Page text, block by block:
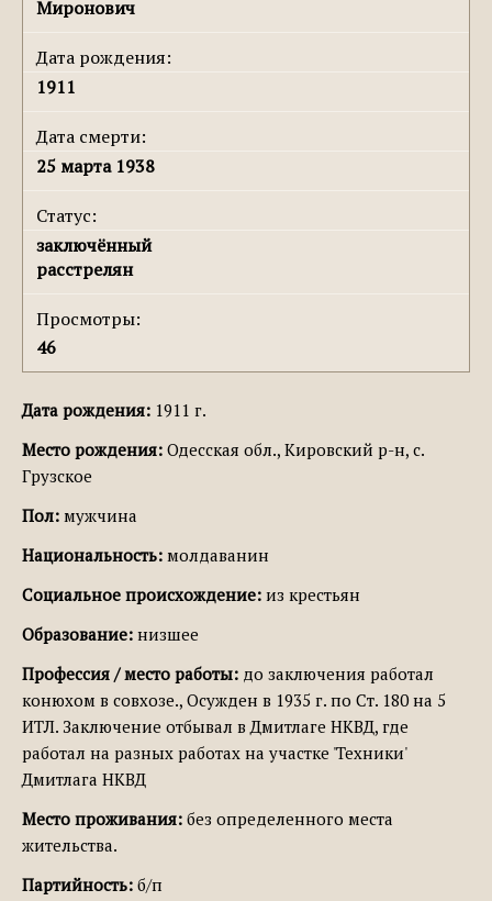
Миронович
Дата рождения:
1911
Дата смерти:
25 марта 1938
Статус:
заключённый
расстрелян
Просмотры:
46
Дата рождения: 1911 г.
Место рождения: Одесская обл., Кировский р-н, с.
Грузское
Пол: мужчина
Национальность: молдаванин
Социальное происхождение: из крестьян
Образование: низшее
Профессия / место работы: до заключения работал
конюхом в совхозе., Осужден в 1935 г. по Ст. 180 на 5
ИТЛ. Заключение отбывал в Дмитлаге НКВД, где
работал на разных работах на участке 'Техники'
Дмитлага НКВД
Место проживания: без определенного места
жительства.
Партийность: б/п